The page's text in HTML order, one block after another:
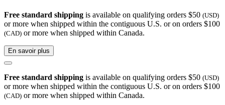
Free standard shipping is available on qualifying orders $50 (USD)
or more when shipped within the contiguous U.S. or on orders $100
(CAD) or more when shipped within Canada.
En savoir plus
Free standard shipping is available on qualifying orders $50 (USD)
or more when shipped within the contiguous U.S. or on orders $100
(CAD) or more when shipped within Canada.